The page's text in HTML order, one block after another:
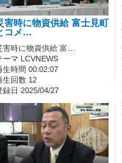
害時に物資供給 富士見町
コメ…
害時に物資供給 富…
ーマ LCVNEWS
生時間 00:02:07
生回数 12
録日 2025/04/27